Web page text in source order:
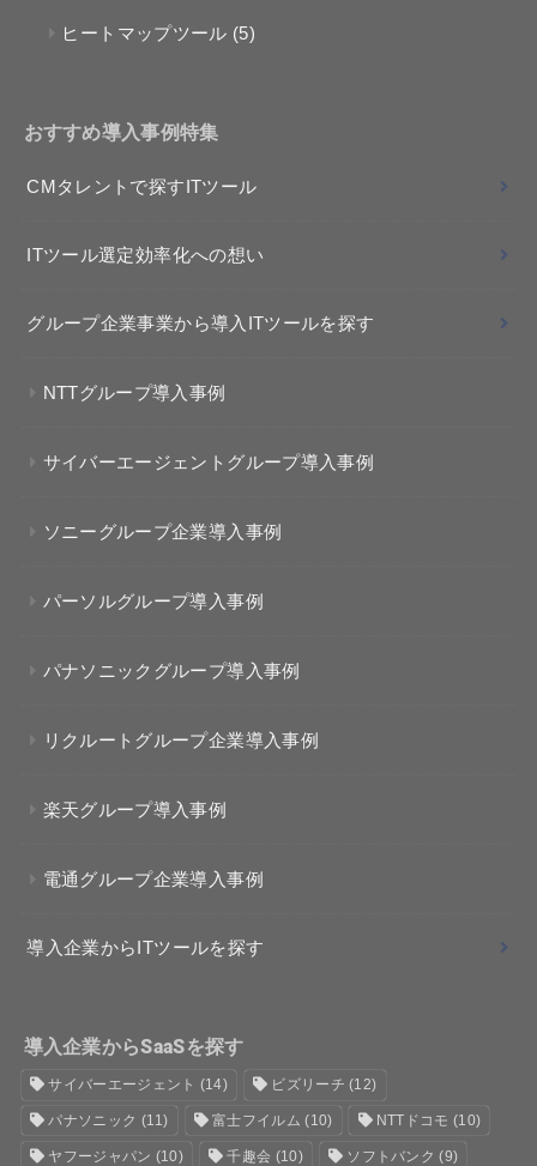
ヒートマップツール (5)
おすすめ導入事例特集
CMタレントで探すITツール
ITツール選定効率化への想い
グループ企業事業から導入ITツールを探す
NTTグループ導入事例
サイバーエージェントグループ導入事例
ソニーグループ企業導入事例
パーソルグループ導入事例
パナソニックグループ導入事例
リクルートグループ企業導入事例
楽天グループ導入事例
電通グループ企業導入事例
導入企業からITツールを探す
導入企業からSaaSを探す
サイバーエージェント (14) ビズリーチ (12)
パナソニック (11) 富士フイルム (10) NTTドコモ (10)
ヤフージャパン (10) 千趣会 (10) ソフトバンク (9)